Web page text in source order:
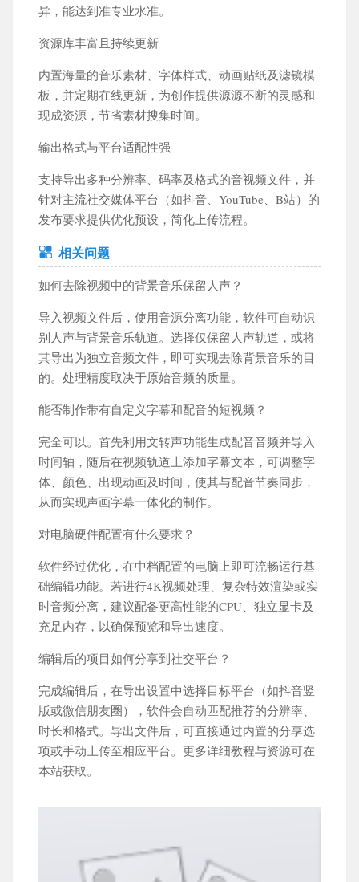
异，能达到准专业水准。
资源库丰富且持续更新
内置海量的音乐素材、字体样式、动画贴纸及滤镜模
板，并定期在线更新，为创作提供源源不断的灵感和
现成资源，节省素材搜集时间。
输出格式与平台适配性强
支持导出多种分辨率、码率及格式的音视频文件，并
针对主流社交媒体平台（如抖音、YouTube、B站）的
发布要求提供优化预设，简化上传流程。
相关问题
如何去除视频中的背景音乐保留人声？
导入视频文件后，使用音源分离功能，软件可自动识
别人声与背景音乐轨道。选择仅保留人声轨道，或将
其导出为独立音频文件，即可实现去除背景音乐的目
的。处理精度取决于原始音频的质量。
能否制作带有自定义字幕和配音的短视频？
完全可以。首先利用文转声功能生成配音音频并导入
时间轴，随后在视频轨道上添加字幕文本，可调整字
体、颜色、出现动画及时间，使其与配音节奏同步，
从而实现声画字幕一体化的制作。
对电脑硬件配置有什么要求？
软件经过优化，在中档配置的电脑上即可流畅运行基
础编辑功能。若进行4K视频处理、复杂特效渲染或实
时音频分离，建议配备更高性能的CPU、独立显卡及
充足内存，以确保预览和导出速度。
编辑后的项目如何分享到社交平台？
完成编辑后，在导出设置中选择目标平台（如抖音竖
版或微信朋友圈），软件会自动匹配推荐的分辨率、
时长和格式。导出文件后，可直接通过内置的分享选
项或手动上传至相应平台。更多详细教程与资源可在
本站获取。